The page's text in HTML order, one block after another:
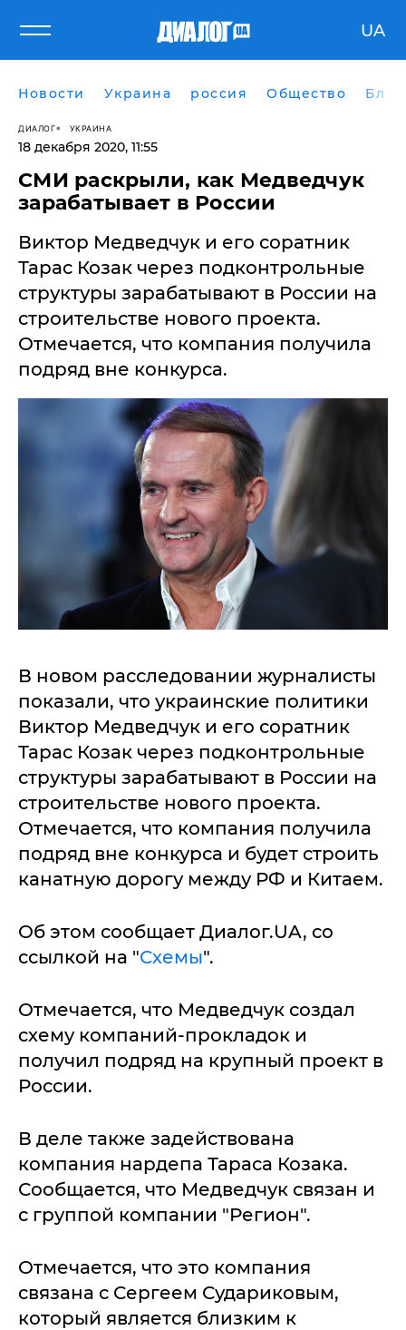
UA
Новости Украина россия Общество
ДИАЛОГ УКРАИНА
18 декабря 2020, 11:55
СМИ раскрыли, как Медведчук
зарабатывает в России
Виктор Медведчук и его соратник
Тарас Козак через подконтрольные
структуры зарабатывают в России на
строительстве нового проекта.
Отмечается, что компания получила
подряд вне конкурса.
В новом расследовании журналисты
показали, что украинские политики
Виктор Медведчук и его соратник
Тарас Козак через подконтрольные
структуры зарабатывают в России на
строительстве нового проекта.
Отмечается, что компания получила
подряд вне конкурса и будет строить
канатную дорогу между РФ и Китаем.
Об этом сообщает Диалог.UA, со
ссылкой на "Схемы".
Отмечается, что Медведчук создал
схему компаний-прокладок и
получил подряд на крупный проект в
России.
В деле также задействована
компания нардепа Тараса Козака.
Сообщается, что Медведчук связан и
с группой компании "Регион".
Отмечается, что это компания
связана с Сергеем Судариковым,
который является близким к